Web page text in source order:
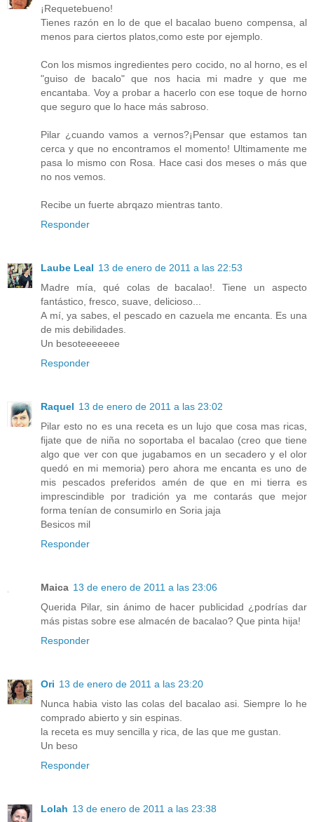
¡Requetebueno!
Tienes razón en lo de que el bacalao bueno compensa, al
menos para ciertos platos,como este por ejemplo.
Con los mismos ingredientes pero cocido, no al horno, es el
"guiso de bacalo" que nos hacia mi madre y que me
encantaba. Voy a probar a hacerlo con ese toque de horno
que seguro que lo hace más sabroso.
Pilar ¿cuando vamos a vernos?¡Pensar que estamos tan
cerca y que no encontramos el momento! Ultimamente me
pasa lo mismo con Rosa. Hace casi dos meses o más que
no nos vemos.
Recibe un fuerte abrqazo mientras tanto.
Responder
Laube Leal 13 de enero de 2011 a las 22:53
Madre mía, qué colas de bacalao!. Tiene un aspecto
fantástico, fresco, suave, delicioso...
A mí, ya sabes, el pescado en cazuela me encanta. Es una
de mis debilidades.
Un besoteeeeeee
Responder
Raquel 13 de enero de 2011 a las 23:02
Pilar esto no es una receta es un lujo que cosa mas ricas,
fijate que de niña no soportaba el bacalao (creo que tiene
algo que ver con que jugabamos en un secadero y el olor
quedó en mi memoria) pero ahora me encanta es uno de
mis pescados preferidos amén de que en mi tierra es
imprescindible por tradición ya me contarás que mejor
forma tenían de consumirlo en Soria jaja
Besicos mil
Responder
Maica 13 de enero de 2011 a las 23:06
Querida Pilar, sin ánimo de hacer publicidad ¿podrías dar
más pistas sobre ese almacén de bacalao? Que pinta hija!
Responder
Ori 13 de enero de 2011 a las 23:20
Nunca habia visto las colas del bacalao asi. Siempre lo he
comprado abierto y sin espinas.
la receta es muy sencilla y rica, de las que me gustan.
Un beso
Responder
Lolah 13 de enero de 2011 a las 23:38